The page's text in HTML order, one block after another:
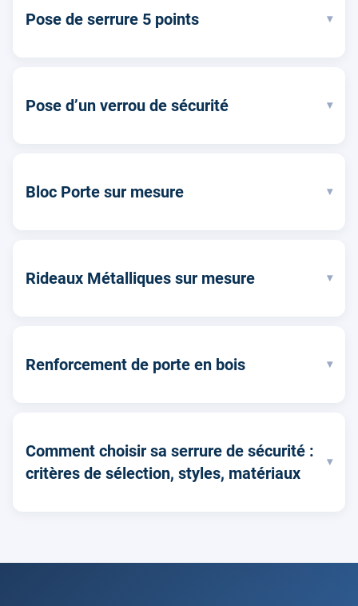
Pose de serrure 5 points ▾
Pose d’un verrou de sécurité ▾
Bloc Porte sur mesure ▾
Rideaux Métalliques sur mesure ▾
Renforcement de porte en bois ▾
Comment choisir sa serrure de sécurité :
critères de sélection, styles, matériaux
▾